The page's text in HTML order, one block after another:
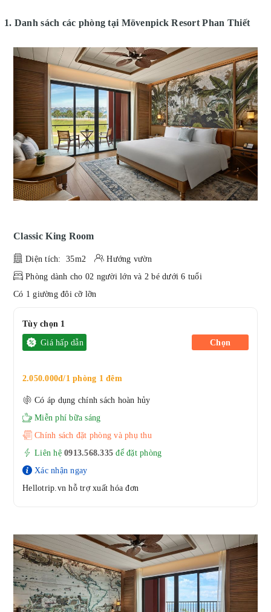
1. Danh sách các phòng tại Mövenpick Resort Phan Thiết
Classic King Room
Diện tích: 35m2
Hướng vườn
Phòng dành cho 02 người lớn và 2 bé dưới 6 tuổi
Có 1 giường đôi cỡ lỡn
Tùy chọn 1
Giá hấp dẫn
2.050.000đ/1 phòng 1 đêm
Có áp dụng chính sách hoàn hủy
Miễn phí bữa sáng
Chính sách đặt phòng và phụ thu
Liên hệ 0913.568.335 để đặt phòng
Xác nhận ngay
Hellotrip.vn hỗ trợ xuất hóa đơn
Chọn